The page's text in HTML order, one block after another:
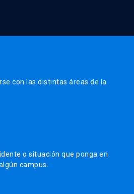
con las distintas áreas de la
o situación que ponga en
campus.